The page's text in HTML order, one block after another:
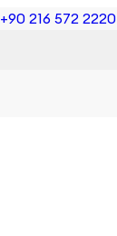
+90 216 572 2220